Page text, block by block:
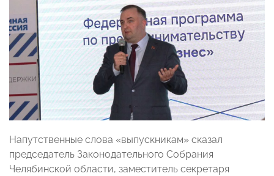
Напутственные слова «выпускникам» сказал
председатель Законодательного Собрания
Челябинской области, заместитель секретаря